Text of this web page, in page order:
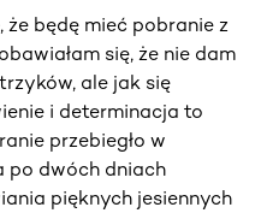
będę mieć pobranie z
się, że nie dam
ale jak się
i determinacja to
przebiegło w
po dwóch dniach
pięknych jesiennych